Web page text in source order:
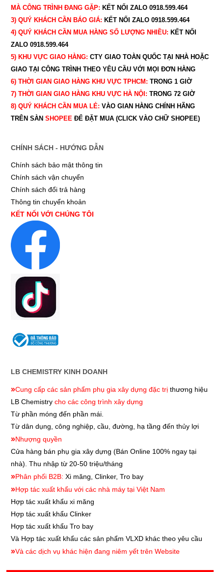
MÀ CÔNG TRÌNH ĐANG GẶP: KẾT NỐI ZALO 0918.599.464
3) QUÝ KHÁCH CẦN BÁO GIÁ: KẾT NỐI ZALO 0918.599.464
4) QUÝ KHÁCH CẦN MUA HÀNG SỐ LƯỢNG NHIỀU: KẾT NỐI
ZALO 0918.599.464
5) KHU VỰC GIAO HÀNG: CTY GIAO TOÀN QUỐC TẠI NHÀ HOẶC
GIAO TẠI CÔNG TRÌNH THEO YÊU CẦU VỚI MỌI ĐƠN HÀNG
6) THỜI GIAN GIAO HÀNG KHU VỰC TPHCM: TRONG 1 GIỜ
7) THỜI GIAN GIAO HÀNG KHU VỰC HÀ NỘI: TRONG 72 GIỜ
8) QUÝ KHÁCH CẦN MUA LẺ: VÀO GIAN HÀNG CHÍNH HÃNG
TRÊN SÀN SHOPEEĐỂ ĐẶT MUA (CLICK VÀO CHỮ SHOPEE)
CHÍNH SÁCH - HƯỚNG DẪN
Chính sách bảo mật thông tin
Chính sách vận chuyển
Chính sách đổi trả hàng
Thông tin chuyển khoản
KẾT NỐI VỚI CHÚNG TÔI
LB CHEMISTRY KINH DOANH
»Cung cấp các sản phẩm phụ gia xây dựng đặc trị thương hiệu
LB Chemistrycho các công trình xây dựng
Từ phần móng đến phần mái.
Từ dân dụng, công nghiệp, cầu, đường, hạ tầng đến thủy lợi
»Nhượng quyền
Cửa hàng bán phụ gia xây dựng (Bán Online 100% ngay tại
nhà). Thu nhập từ 20-50 triệu/tháng
»Phân phối B2B: Xi măng, Clinker, Tro bay
»Hợp tác xuất khẩu với các nhà máy tại Việt Nam
Hợp tác xuất khẩu xi măng
Hợp tác xuất khẩu Clinker
Hợp tác xuất khẩu Tro bay
Và Hợp tác xuất khẩu các sản phẩm VLXD khác theo yêu cầu
»Và các dịch vụ khác hiện đang niêm yết trên Website